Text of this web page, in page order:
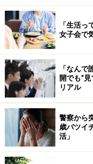
うわさされている人も
ったのだが、目立ちた
陥れようとしたらしい
「醜い争いですよね。
たいというだけなのに
自分だけがもっと近づ
く。彼に一目置かれた
のときも並んでもいな
前列にいる人とか、
から入っていく人な
た」
「生活
女子会で
「なん
開でも“
リアル
警察から
歳バツイ
活」